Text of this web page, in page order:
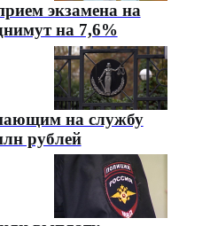
экзамена на
на 7,6%
на службу
рублей